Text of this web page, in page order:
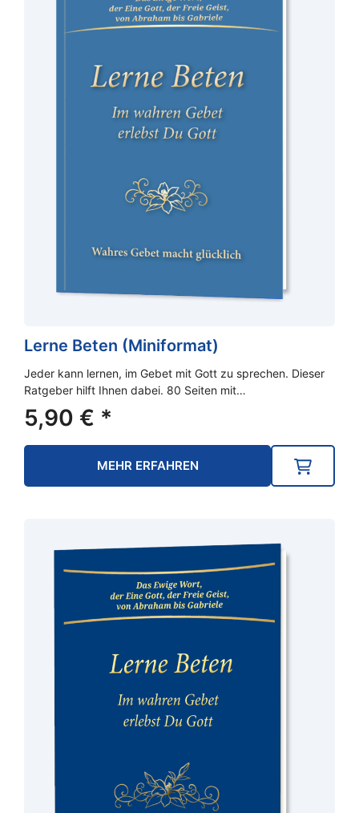
Lerne Beten (Miniformat)
Jeder kann lernen, im Gebet mit Gott zu sprechen. Dieser
Ratgeber hilft Ihnen dabei. 80 Seiten mit…
5,90 € *
MEHR ERFAHREN